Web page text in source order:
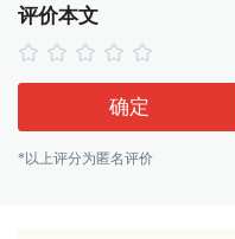
评价本文
确定
*以上评分为匿名评价